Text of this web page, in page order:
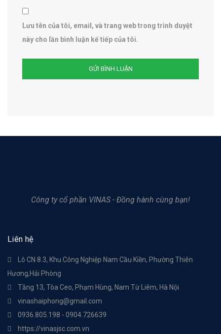
Lưu tên của tôi, email, và trang web trong trình duyệt
này cho lần bình luận kế tiếp của tôi.
Công ty cổ phần VINAS - Đồng hành cùng bạn!
Liên hệ
Lô CN 8.3, Khu Công Nghiệp Nam Cầu Kiền, Phường Thiên
Hương,Hải Phòng
Tầng 13, Tòa Ceo, Phạm Hùng, Nam Từ Liêm, Hà Nội
vinashaiphong@gmail.com
0936.805.198 - 0904.726639
https://vinasjsc.com.vn